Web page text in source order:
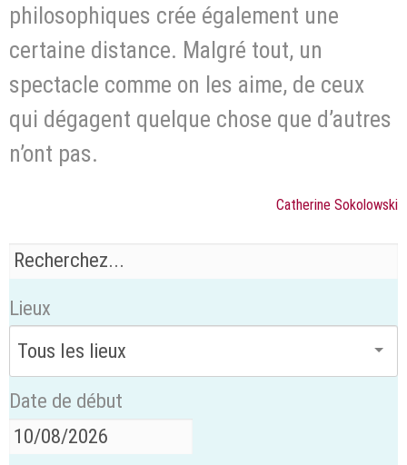
philosophiques crée également une
certaine distance. Malgré tout, un
spectacle comme on les aime, de ceux
qui dégagent quelque chose que d’autres
n’ont pas.
Catherine Sokolowski
Lieux
Date de début